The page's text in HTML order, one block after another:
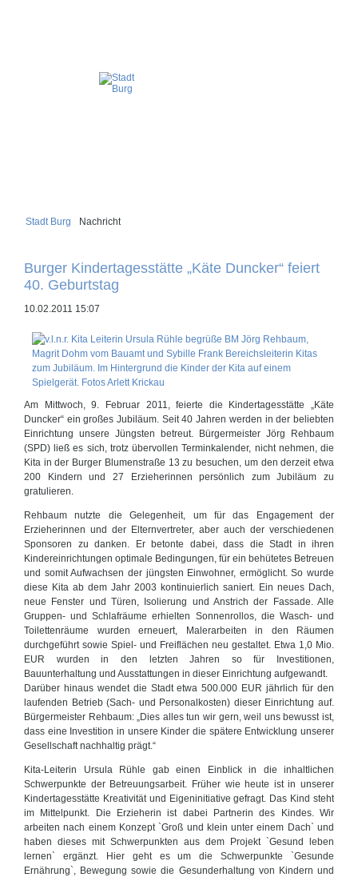
Stadt Burg Nachricht
Burger Kindertagesstätte „Käte Duncker“ feiert
40. Geburtstag
10.02.2011 15:07
Am Mittwoch, 9. Februar 2011, feierte die Kindertagesstätte „Käte
Duncker“ ein großes Jubiläum. Seit 40 Jahren werden in der beliebten
Einrichtung unsere Jüngsten betreut. Bürgermeister Jörg Rehbaum
(SPD) ließ es sich, trotz übervollen Terminkalender, nicht nehmen, die
Kita in der Burger Blumenstraße 13 zu besuchen, um den derzeit etwa
200 Kindern und 27 Erzieherinnen persönlich zum Jubiläum zu
gratulieren.
Rehbaum nutzte die Gelegenheit, um für das Engagement der
Erzieherinnen und der Elternvertreter, aber auch der verschiedenen
Sponsoren zu danken. Er betonte dabei, dass die Stadt in ihren
Kindereinrichtungen optimale Bedingungen, für ein behütetes Betreuen
und somit Aufwachsen der jüngsten Einwohner, ermöglicht. So wurde
diese Kita ab dem Jahr 2003 kontinuierlich saniert. Ein neues Dach,
neue Fenster und Türen, Isolierung und Anstrich der Fassade. Alle
Gruppen- und Schlafräume erhielten Sonnenrollos, die Wasch- und
Toilettenräume wurden erneuert, Malerarbeiten in den Räumen
durchgeführt sowie Spiel- und Freiflächen neu gestaltet. Etwa 1,0 Mio.
EUR wurden in den letzten Jahren so für Investitionen,
Bauunterhaltung und Ausstattungen in dieser Einrichtung aufgewandt.
Darüber hinaus wendet die Stadt etwa 500.000 EUR jährlich für den
laufenden Betrieb (Sach- und Personalkosten) dieser Einrichtung auf.
Bürgermeister Rehbaum: „Dies alles tun wir gern, weil uns bewusst ist,
dass eine Investition in unsere Kinder die spätere Entwicklung unserer
Gesellschaft nachhaltig prägt.“
Kita-Leiterin Ursula Rühle gab einen Einblick in die inhaltlichen
Schwerpunkte der Betreuungsarbeit. Früher wie heute ist in unserer
Kindertagesstätte Kreativität und Eigeninitiative gefragt. Das Kind steht
im Mittelpunkt. Die Erzieherin ist dabei Partnerin des Kindes. Wir
arbeiten nach einem Konzept `Groß und klein unter einem Dach` und
haben dieses mit Schwerpunkten aus dem Projekt `Gesund leben
lernen` ergänzt. Hier geht es um die Schwerpunkte `Gesunde
Ernährung`, Bewegung sowie die Gesunderhaltung von Kindern und